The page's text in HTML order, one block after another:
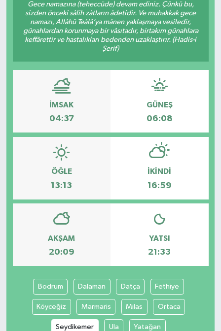
Gece namazına (teheccüde) devam ediniz. Çünkü bu,
sizden önceki sâlih zâtların âdetidir. Ve muhakkak gece
namazı, Allâhü Teâlâ’ya mânen yaklaşmaya vesîledir,
günahlardan korunmaya bir vâsıtadır, birtakım günahlara
keffârettir ve hastalıkları bedenden uzaklaştırır. (Hadis-i
Şerif)
İMSAK
04:37
GÜNEŞ
06:08
ÖĞLE
13:13
İKINDI
16:59
AKŞAM
20:09
YATSI
21:33
Bodrum Dalaman Datça Fethiye
Köyceğiz Marmaris Milas Ortaca
Seydikemer Ula Yatağan
Sağlık
Spor
Tarih - Kültür - Sanat - Turizm
Yaşam